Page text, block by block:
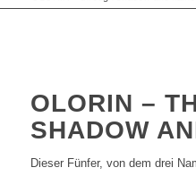
OLORIN –
SHADOW
Dieser Fünfer, von dem drei